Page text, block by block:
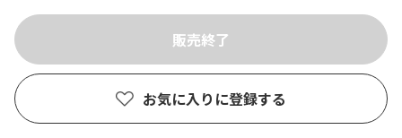
お気に入りに登録する